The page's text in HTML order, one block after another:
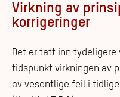
Virkning av
korrigeringer
Det er tatt inn
tidspunkt virkningen av
av vesentlige feil i